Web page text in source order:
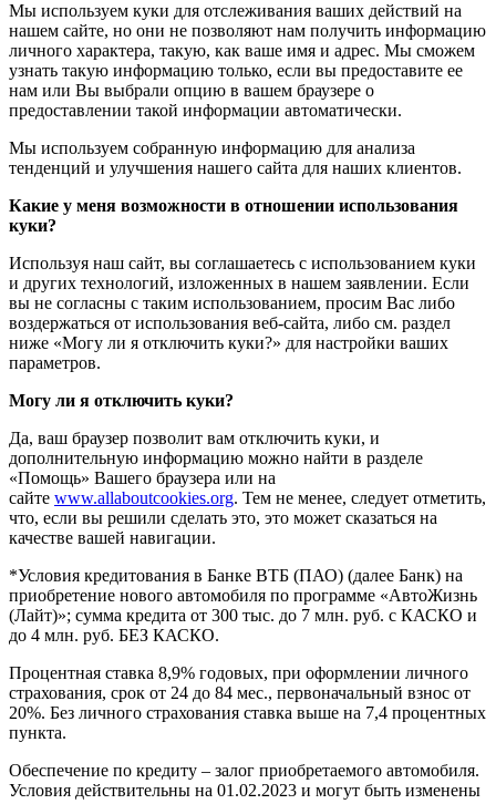
Мы используем куки для отслеживания ваших действий на
нашем сайте, но они не позволяют нам получить информацию
личного характера, такую, как ваше имя и адрес. Мы сможем
узнать такую информацию только, если вы предоставите ее
нам или Вы выбрали опцию в вашем браузере о
предоставлении такой информации автоматически.
Мы используем собранную информацию для анализа
тенденций и улучшения нашего сайта для наших клиентов.
Какие у меня возможности в отношении использования
куки?
Используя наш сайт, вы соглашаетесь с использованием куки
и других технологий, изложенных в нашем заявлении. Если
вы не согласны с таким использованием, просим Вас либо
воздержаться от использования веб-сайта, либо см. раздел
ниже «Могу ли я отключить куки?» для настройки ваших
параметров.
Могу ли я отключить куки?
Да, ваш браузер позволит вам отключить куки, и
дополнительную информацию можно найти в разделе
«Помощь» Вашего браузера или на
сайте www.allaboutcookies.org. Тем не менее, следует отметить,
что, если вы решили сделать это, это может сказаться на
качестве вашей навигации.
*Условия кредитования в Банке ВТБ (ПАО) (далее Банк) на
приобретение нового автомобиля по программе «АвтоЖизнь
(Лайт)»; сумма кредита от 300 тыс. до 7 млн. руб. с КАСКО и
до 4 млн. руб. БЕЗ КАСКО.
Процентная ставка 8,9% годовых, при оформлении личного
страхования, срок от 24 до 84 мес., первоначальный взнос от
20%. Без личного страхования ставка выше на 7,4 процентных
пункта.
Обеспечение по кредиту – залог приобретаемого автомобиля.
Условия действительны на 01.02.2023 и могут быть изменены